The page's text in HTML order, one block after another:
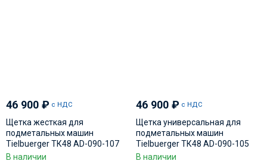
46 900 ₽ с НДС
Щетка жесткая для
подметальных машин
Tielbuerger ТК48 AD-090-107
В наличии
46 900₽ с НДС
Щетка универсальная для
подметальных машин
Tielbuerger ТК48 AD-090-105
В наличии